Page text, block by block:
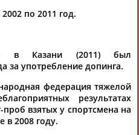
Адам Малигов,
СТАДИОН)
по тяжёлой атлетике на
места
Беджанян, Чен, Климонов,
Адам Малигов,
по 2011 год.
в Казани (2011) был
за употребление допинга.
федерация тяжелой
результатах
взятых у спортсмена на
в 2008 году.